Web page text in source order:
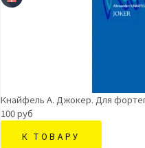
Кнайфель А. Джокер. Для
100 руб
К ТОВАРУ